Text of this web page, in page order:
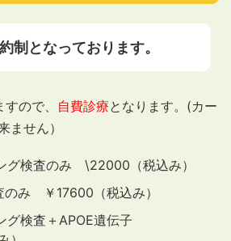
制となっております。
ので、 自費診療となります。(カー
ません）
グ検査のみ \22000（税込み）
のみ ￥17600（税込み）
グ検査＋APOE遺伝子